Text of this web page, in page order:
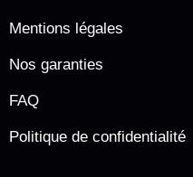
Mentions légales
Nos garanties
FAQ
Politique de confidentialité